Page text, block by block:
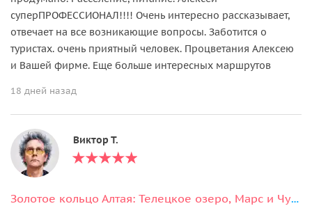
суперПРОФЕССИОНАЛ!!!! Очень интересно рассказывает,
отвечает на все возникающие вопросы. Заботится о
туристах. очень приятный человек. Процветания Алексею
и Вашей фирме. Еще больше интересных маршрутов
18 дней назад
Виктор Т.
Золотое кольцо Алтая: Телецкое озеро, Марс и Чуйский тракт (7 дней)